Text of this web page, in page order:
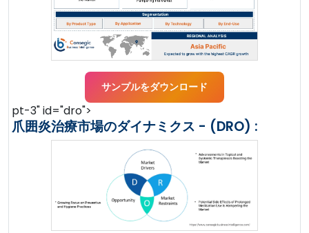
サンプルをダウンロード
pt-3" id="dro">
爪囲炎治療市場のダイナミクス - (DRO) :